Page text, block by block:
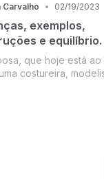
Carvalho • 02/19/2023
exemplos,
e equilíbrio.
que hoje está
costureira,